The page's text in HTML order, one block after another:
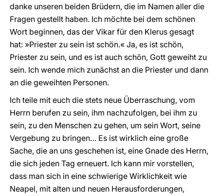
danke unseren beiden Brüdern, die im Namen aller die
Fragen gestellt haben. Ich möchte bei dem schönen
Wort beginnen, das der Vikar für den Klerus gesagt
hat: »Priester zu sein ist schön.« Ja, es ist schön,
Priester zu sein, und es ist auch schön, Gott geweiht zu
sein. Ich wende mich zunächst an die Priester und dann
an die geweihten Personen.
Ich teile mit euch die stets neue Überraschung, vom
Herrn berufen zu sein, ihm nachzufolgen, bei ihm zu
sein, zu den Menschen zu gehen, um sein Wort, seine
Vergebung zu bringen… Es ist wirklich eine große
Sache, die an uns geschehen ist, eine Gnade des Herrn,
die sich jeden Tag erneuert. Ich kann mir vorstellen,
dass man sich in eine schwierige Wirklichkeit wie
Neapel, mit alten und neuen Herausforderungen,